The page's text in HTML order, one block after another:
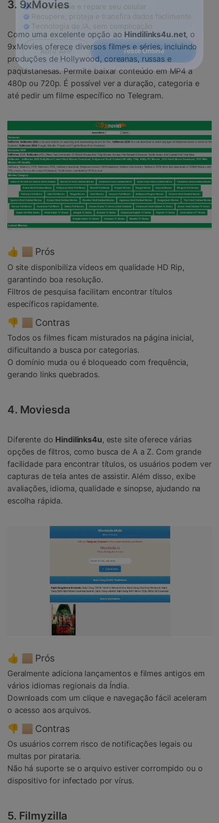
50M+ usuários, 17+ anos
Desbloqueie e repare seu celular
Recupere, proteja e transfira dados faclimente
Tecnologia de IA, sem complicação
Abrir APP Teste Online
3. 9xMovies
Como uma excelente opção ao Hindilinks4u.net, o
9xMovies oferece diversos filmes e séries, incluindo
produções de Hollywood, coreanas, russas e
paquistanesas. Permite baixar conteúdo em MP4 a
480p ou 720p. É possível ver a duração, categoria e
até pedir um filme específico no Telegram.
👍 🏼 Prós
O site disponibiliza vídeos em qualidade HD Rip,
garantindo boa resolução.
Filtros de pesquisa facilitam encontrar títulos
específicos rapidamente.
👎 🏼 Contras
Todos os filmes ficam misturados na página inicial,
dificultando a busca por categorias.
O domínio muda ou é bloqueado com frequência,
gerando links quebrados.
4. Moviesda
Diferente do Hindilinks4u, este site oferece várias
opções de filtros, como busca de A a Z. Com grande
facilidade para encontrar títulos, os usuários podem ver
capturas de tela antes de assistir. Além disso, exibe
avaliações, idioma, qualidade e sinopse, ajudando na
escolha rápida.
👍 🏼 Prós
Geralmente adiciona lançamentos e filmes antigos em
vários idiomas regionais da Índia.
Downloads com um clique e navegação fácil aceleram
o acesso aos arquivos.
👎 🏼 Contras
Os usuários correm risco de notificações legais ou
multas por pirataria.
Não há suporte se o arquivo estiver corrompido ou o
dispositivo for infectado por vírus.
5. Filmyzilla